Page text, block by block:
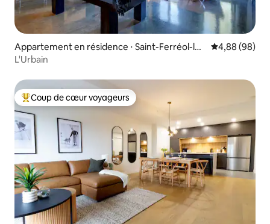
Appartement en résidence ⋅ Saint-Ferréol-les
-Neiges
Évaluation
4,88 (98)
L'Urbain
Coups de cœur voyageurs les plus appréciés
Coup de cœur voyageurs